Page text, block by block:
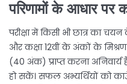
परिणामों के आधार पर
परीक्षा में किसी भी छात्र का
और कक्षा 12वीं के अंकों के
(40 अंक) प्राप्त करना अनिवार्य
हो सकें। सफल अभ्यर्थियों को